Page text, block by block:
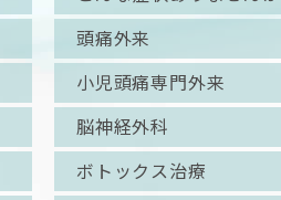
頭痛外来
小児頭痛専門外来
脳神経外科
ボトックス治療